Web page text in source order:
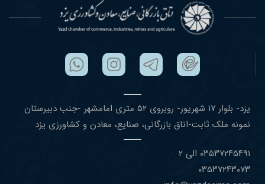
یزد- بلوار ١٧ شهریور- روبروی ۵٢ متری امامشهر -جنب دبیرستان
نمونه ملک ثابت-اتاق بازرگانی، صنایع، معادن و کشاورزی یزد
۰٣۵٣٧٢۴۵۴٩١ الی ۲
۰٣۵٣٧٢۴٣۰٧٣